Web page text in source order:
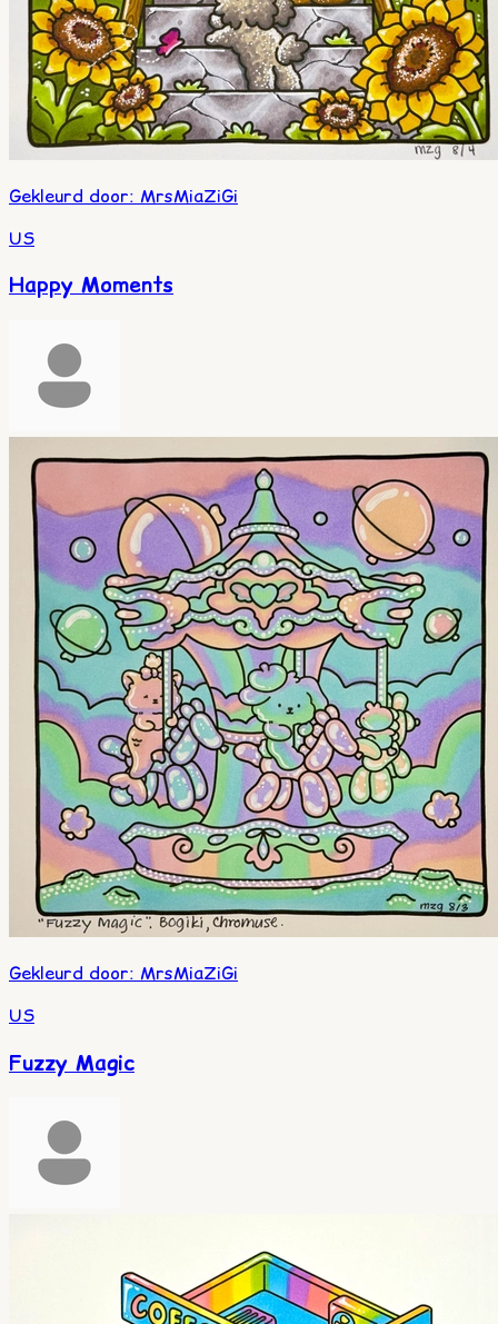
Gekleurd door: MrsMiaZiGi
US
Happy Moments
Gekleurd door: MrsMiaZiGi
US
Fuzzy Magic